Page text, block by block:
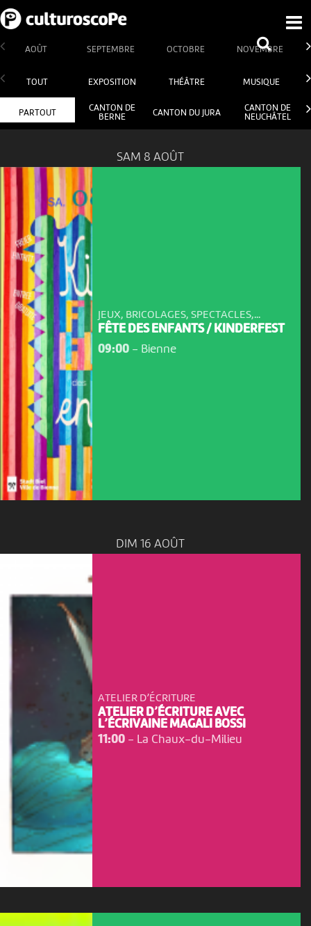
AOÛT SEPTEMBRE OCTOBRE NOVEMBRE
TOUT EXPOSITION THÉÂTRE MUSIQUE
PARTOUT
CANTON DE
BERNE
CANTON DU JURA
CANTON DE
NEUCHÂTEL
SAM 8 AOÛT
JEUX, BRICOLAGES, SPECTACLES,...
FÊTE DES ENFANTS / KINDERFEST
09:00- Bienne
DIM 16 AOÛT
ATELIER D’ÉCRITURE
ATELIER D’ÉCRITURE AVEC
L’ÉCRIVAINE MAGALI BOSSI
11:00- La Chaux-du-Milieu